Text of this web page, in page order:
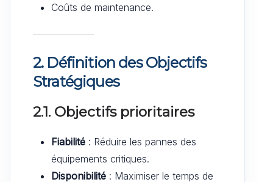
Coûts de maintenance.
2. Définition des Objectifs
Stratégiques
2.1. Objectifs prioritaires
Fiabilité : Réduire les pannes des
équipements critiques.
Disponibilité : Maximiser le temps de